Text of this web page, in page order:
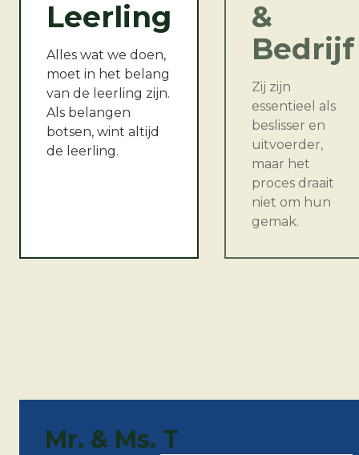
Leerling
Alles wat we doen,
moet in het belang
van de leerling zijn.
Als belangen
botsen, wint altijd
de leerling.
&
Bedrijf
Zij zijn
essentieel als
beslisser en
uitvoerder,
maar het
proces draait
niet om hun
gemak.
Mr. & Ms. T